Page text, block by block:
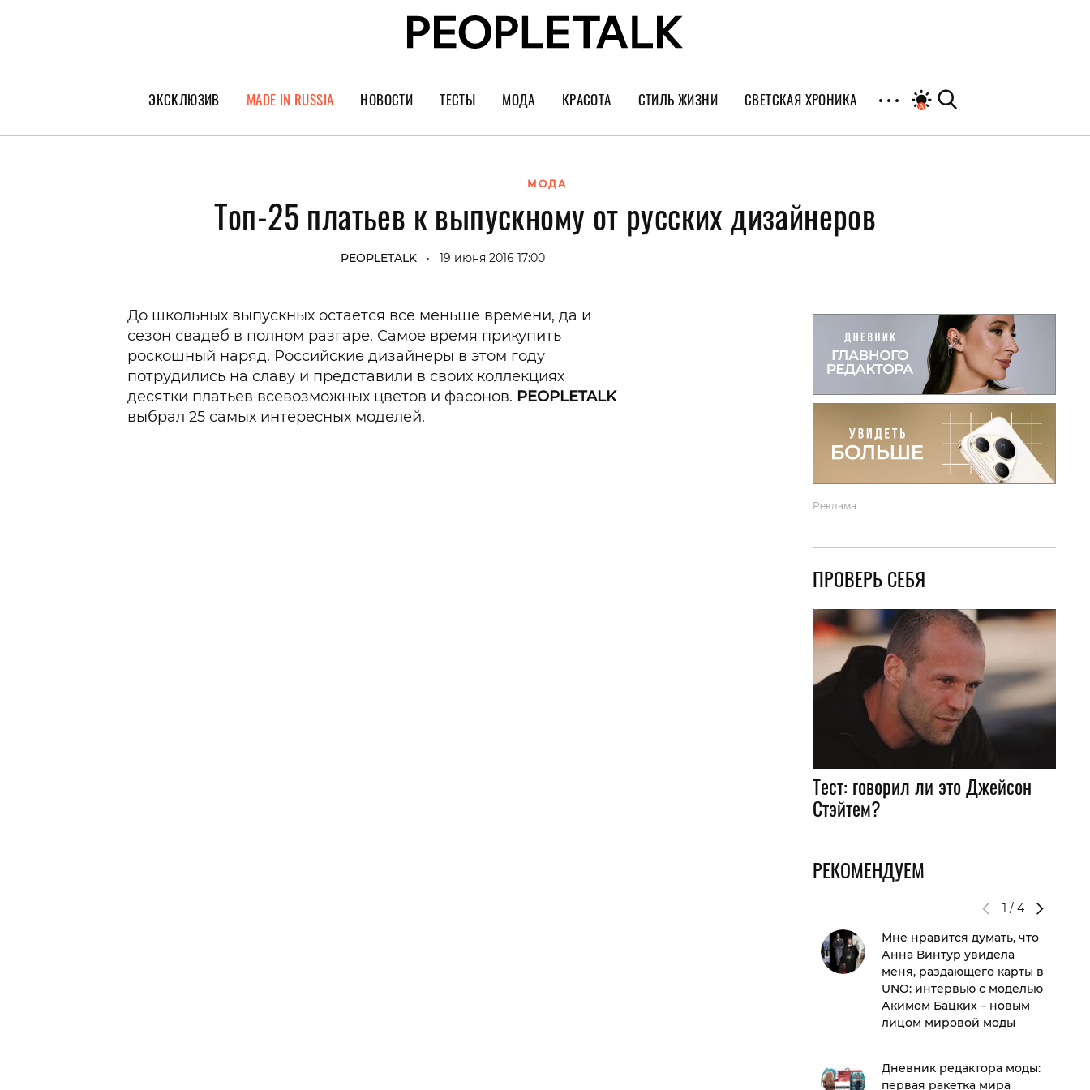
ЭКСКЛЮЗИВ
ГЕРОИ PEOPLETALK
ИНТЕРВЬЮ
ПОКОЛЕНИЕ
MADE IN RUSSIA НОВОСТИ ТЕСТЫ МОДА
Тренды
Украшения и часы
КРАСОТА
Уход за лицом
Парфюм
Пластика
СТИЛЬ ЖИЗНИ
Культура
Путешествия
СВЕТСКАЯ ХРОНИКА
МОДА
Топ-25 платьев к выпускному от русских дизайнеров
PEOPLETALK • 19 июня 2016 17:00
До школьных выпускных остается все меньше времени, да и
сезон свадеб в полном разгаре. Самое время прикупить
роскошный наряд. Российские дизайнеры в этом году
потрудились на славу и представили в своих коллекциях
десятки платьев всевозможных цветов и фасонов. PEOPLETALK
выбрал 25 самых интересных моделей.
Реклама
ПРОВЕРЬ СЕБЯ
Тест: говорил ли это Джейсон
Стэйтем?
РЕКОМЕНДУЕМ
1 / 4
Мне нравится думать, что
Анна Винтур увидела
меня, раздающего карты в
UNO: интервью с моделью
Акимом Бацких – новым
лицом мировой моды
Дневник редактора моды:
первая ракетка мира